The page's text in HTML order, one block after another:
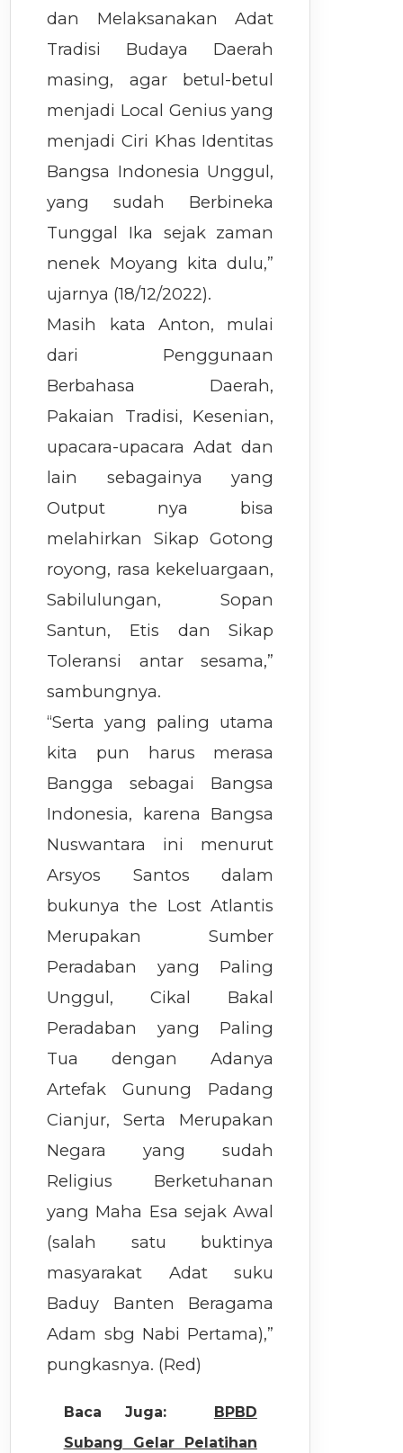
dan Melaksanakan Adat
Tradisi Budaya Daerah
masing, agar betul-betul
menjadi Local Genius yang
menjadi Ciri Khas Identitas
Bangsa Indonesia Unggul,
yang sudah Berbineka
Tunggal Ika sejak zaman
nenek Moyang kita dulu,”
ujarnya (18/12/2022).
Masih kata Anton, mulai
dari Penggunaan
Berbahasa Daerah,
Pakaian Tradisi, Kesenian,
upacara-upacara Adat dan
lain sebagainya yang
Output nya bisa
melahirkan Sikap Gotong
royong, rasa kekeluargaan,
Sabilulungan, Sopan
Santun, Etis dan Sikap
Toleransi antar sesama,”
sambungnya.
“Serta yang paling utama
kita pun harus merasa
Bangga sebagai Bangsa
Indonesia, karena Bangsa
Nuswantara ini menurut
Arsyos Santos dalam
bukunya the Lost Atlantis
Merupakan Sumber
Peradaban yang Paling
Unggul, Cikal Bakal
Peradaban yang Paling
Tua dengan Adanya
Artefak Gunung Padang
Cianjur, Serta Merupakan
Negara yang sudah
Religius Berketuhanan
yang Maha Esa sejak Awal
(salah satu buktinya
masyarakat Adat suku
Baduy Banten Beragama
Adam sbg Nabi Pertama),”
pungkasnya. (Red)
Baca Juga:
BPBD
Subang Gelar Pelatihan